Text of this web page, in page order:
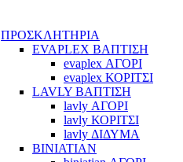
ΠΡΟΣΚΛΗΤΗΡΙΑ
EVAPLEX ΒΑΠΤΙΣΗ
evaplex ΑΓΟΡΙ
evaplex ΚΟΡΙΤΣΙ
LAVLY ΒΑΠΤΙΣΗ
lavly ΑΓΟΡΙ
lavly ΚΟΡΙΤΣΙ
lavly ΔΙΔΥΜΑ
BINIATIAN